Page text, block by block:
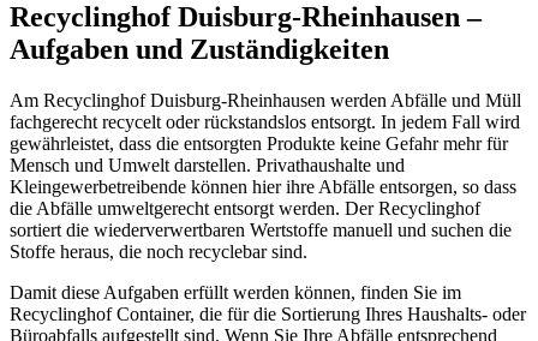
Recyclinghof Duisburg-Rheinhausen –
Aufgaben und Zuständigkeiten
Am Recyclinghof Duisburg-Rheinhausen werden Abfälle und Müll
fachgerecht recycelt oder rückstandslos entsorgt. In jedem Fall wird
gewährleistet, dass die entsorgten Produkte keine Gefahr mehr für
Mensch und Umwelt darstellen. Privathaushalte und
Kleingewerbetreibende können hier ihre Abfälle entsorgen, so dass
die Abfälle umweltgerecht entsorgt werden. Der Recyclinghof
sortiert die wiederverwertbaren Wertstoffe manuell und suchen die
Stoffe heraus, die noch recyclebar sind.
Damit diese Aufgaben erfüllt werden können, finden Sie im
Recyclinghof Container, die für die Sortierung Ihres Haushalts- oder
Büroabfalls aufgestellt sind. Wenn Sie Ihre Abfälle entsprechend